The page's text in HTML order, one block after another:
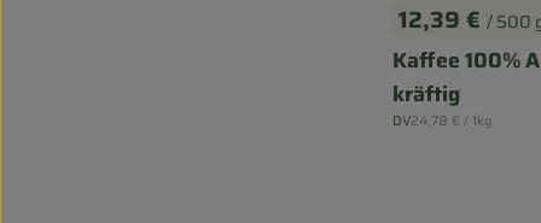
, Preis:
12,39 € / 500
Kaffee 100%
kräftig
, Herkunft:
DV, Referenzpreis:
24,78 € / 1kg